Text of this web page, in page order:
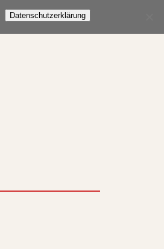
Datenschutzerklärung